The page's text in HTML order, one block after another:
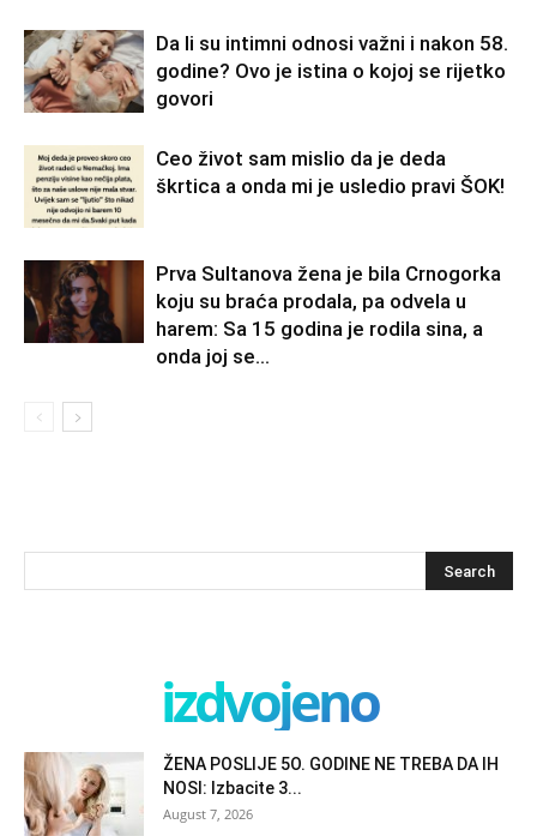
Da li su intimni odnosi važni i nakon 58.
godine? Ovo je istina o kojoj se rijetko
govori
Ceo život sam mislio da je deda
škrtica a onda mi je usledio pravi ŠOK!
Prva Sultanova žena je bila Crnogorka
koju su braća prodala, pa odvela u
harem: Sa 15 godina je rodila sina, a
onda joj se...
izdvojeno
ŽENA POSLIJE 5O. GODINE NE TREBA DA IH
NOSI: Izbacite 3...
August 7, 2026